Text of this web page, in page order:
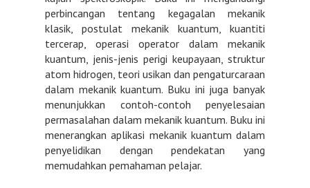
perbincangan tentang kegagalan mekanik
klasik, postulat mekanik kuantum, kuantiti
tercerap, operasi operator dalam mekanik
kuantum, jenis-jenis perigi keupayaan, struktur
atom hidrogen, teori usikan dan pengaturcaraan
dalam mekanik kuantum. Buku ini juga banyak
menunjukkan contoh-contoh penyelesaian
permasalahan dalam mekanik kuantum. Buku ini
menerangkan aplikasi mekanik kuantum dalam
penyelidikan dengan pendekatan yang
memudahkan pemahaman pelajar.